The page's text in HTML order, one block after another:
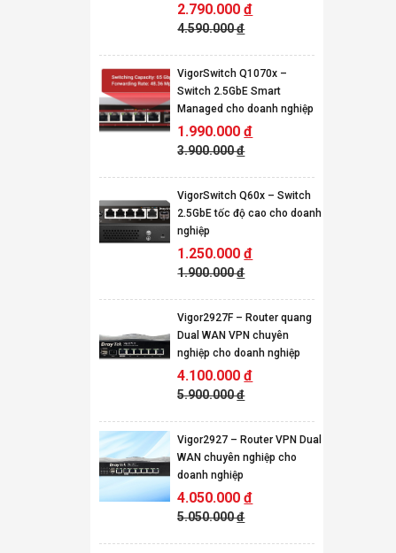
2.790.000đ
4.590.000đ
VigorSwitch Q1070x –
Switch 2.5GbE Smart
Managed cho doanh nghiệp
1.990.000đ
3.900.000đ
VigorSwitch Q60x – Switch
2.5GbE tốc độ cao cho doanh
nghiệp
1.250.000đ
1.900.000đ
Vigor2927F – Router quang
Dual WAN VPN chuyên
nghiệp cho doanh nghiệp
4.100.000đ
5.900.000đ
Vigor2927 – Router VPN Dual
WAN chuyên nghiệp cho
doanh nghiệp
4.050.000đ
5.050.000đ